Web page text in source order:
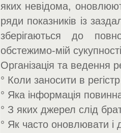
яких невідома,
ряди показників із
зберігаються до
обстежимо-мій
Організація та ведення
° Коли заносити в
° Яка інформація
° З яких джерел слід
° Як часто оновлювати